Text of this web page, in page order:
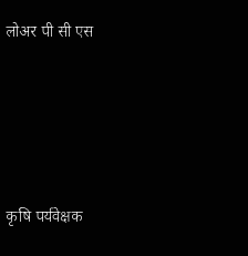
लोअर पी सी एस
कृषि पर्यवेक्षक